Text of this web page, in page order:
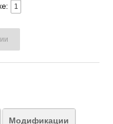
Модификации